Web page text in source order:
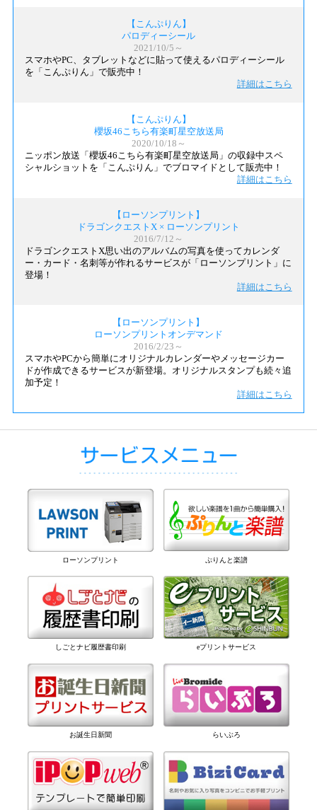
【こんぷりん】
パロディーシール
2021/10/5～
スマホやPC、タブレットなどに貼って使えるパロディーシール
を「こんぷりん」で販売中！
詳細はこちら
【こんぷりん】
櫻坂46こちら有楽町星空放送局
2020/10/18～
ニッポン放送「櫻坂46こちら有楽町星空放送局」の収録中スペ
シャルショットを「こんぷりん」でブロマイドとして販売中！
詳細はこちら
【ローソンプリント】
ドラゴンクエストX × ローソンプリント
2016/7/12～
ドラゴンクエストX思い出のアルバムの写真を使ってカレンダ
ー・カード・名刺等が作れるサービスが「ローソンプリント」に
登場！
詳細はこちら
【ローソンプリント】
ローソンプリントオンデマンド
2016/2/23～
スマホやPCから簡単にオリジナルカレンダーやメッセージカー
ドが作成できるサービスが新登場。オリジナルスタンプも続々追
加予定！
詳細はこちら
ローソンプリント ぷりんと楽譜
しごとナビ履歴書印刷 eプリントサービス
お誕生日新聞 らいぶろ